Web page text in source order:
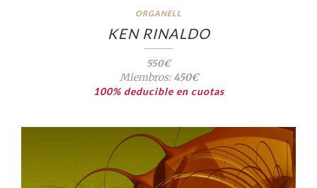
ORGANELL
KEN RINALDO
550€
Miembros:450€
100% deducible en cuotas